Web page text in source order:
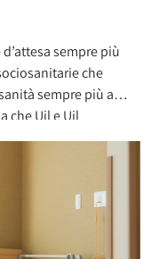
sempre più
che
sempre più a
che Uil e Uil
critiche nei